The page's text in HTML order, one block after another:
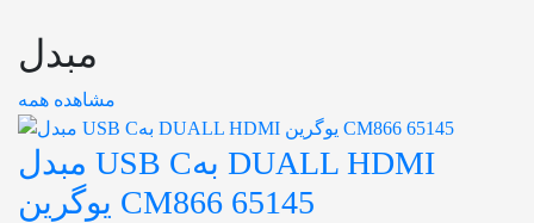
مبدل
مشاهده همه
مبدل USB Cبه DUALL HDMI
یوگرین CM866 65145